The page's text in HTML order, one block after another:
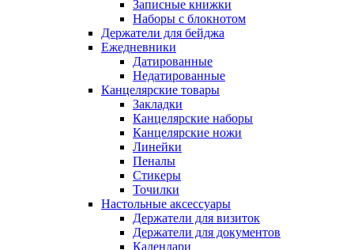
Записные книжки
Наборы с блокнотом
Держатели для бейджа
Ежедневники
Датированные
Недатированные
Канцелярские товары
Закладки
Канцелярские наборы
Канцелярские ножи
Линейки
Пеналы
Стикеры
Точилки
Настольные аксессуары
Держатели для визиток
Держатели для документов
Календари